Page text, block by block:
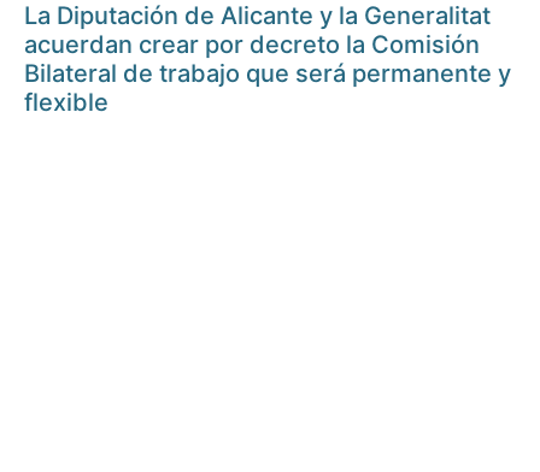
La Diputación de Alicante y la Generalitat
acuerdan crear por decreto la Comisión
Bilateral de trabajo que será permanente y
flexible